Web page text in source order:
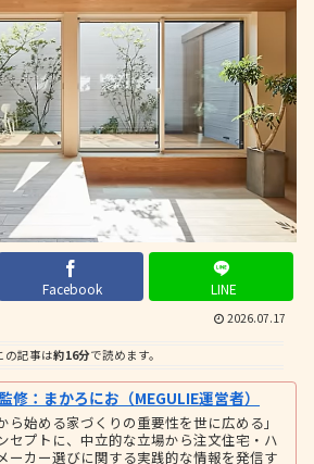
Facebook LINE
2026.07.17
の記事は約16分で読めます。
修：まかろにお（MEGULIE運営者）
ら始める家づくりの重要性を世に広める」
セプトに、中立的な立場から注文住宅・ハ
ーカー選びに関する実践的な情報を発信す